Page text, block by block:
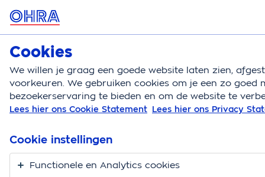
MENU
Zorgverzekering
Zorgverzekering Pakketwijzer uitleg
Pakketwijzer: uitleg,
hoe werkt het?
Als het om je zorgverzekering gaat, wil je natuurlijk
Cookies
We willen je graag een goede website laten zien,
voorkeuren. We gebruiken cookies om je een zo goed
bezoekerservaring te bieden en om de website te
Lees hier ons Cookie Statement Lees hier ons Privacy
Cookie instellingen
Functionele en Analytics cookies